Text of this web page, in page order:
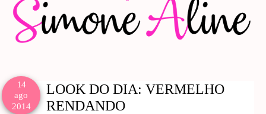
14
ago
2014
LOOK DO DIA: VERMELHO
RENDANDO